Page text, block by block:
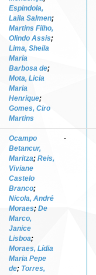
Espindola,
Laila Salmen;
Martins Filho,
Olindo Assis;
Lima, Sheila
Maria
Barbosa de;
Mota, Licia
Maria
Henrique;
Gomes, Ciro
Martins
Ocampo
Betancur,
Maritza; Reis,
Viviane
Castelo
Branco;
Nicola, André
Moraes; De
Marco,
Janice
Lisboa;
Moraes, Lídia
Maria Pepe
de; Torres,
-